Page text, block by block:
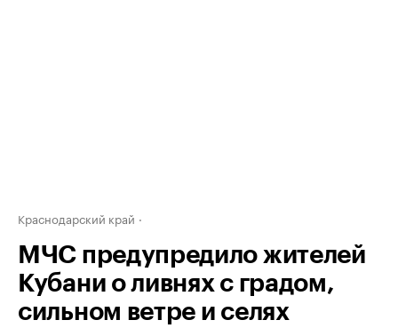
Краснодарский край
МЧС предупредило жителей
Кубани о ливнях с градом,
сильном ветре и селях